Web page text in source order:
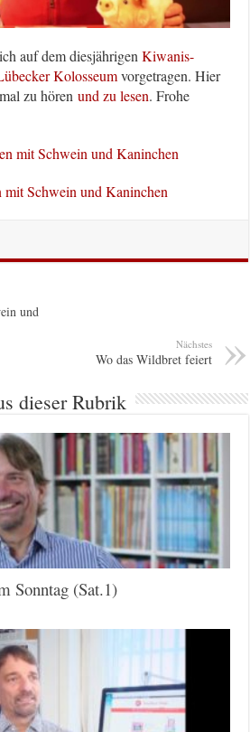
auf dem diesjährigenKiwanis-
Kolosseumvorgetragen. Hier
zu hörenund zu lesen. Frohe
mit Schwein und Kaninchen
mit Schwein und Kaninchen
und
Nächstes
Wo das Wildbret feiert
dieser Rubrik
Sonntag (Sat.1)